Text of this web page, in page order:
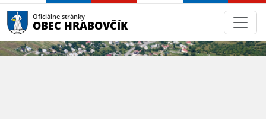
Oficiálne stránky
OBEC HRABOVČÍK